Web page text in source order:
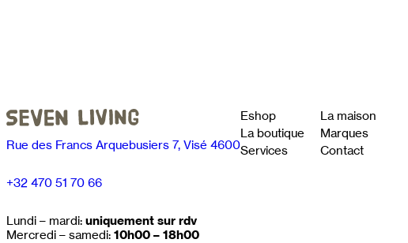
Rue des Francs Arquebusiers 7, Visé 4600
+32 470 51 70 66
Lundi – mardi: uniquement sur rdv
Mercredi – samedi: 10h00 – 18h00
Eshop
La boutique
Services
La maison
Marques
Contact